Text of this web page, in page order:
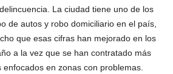
La ciudad tiene uno de los
de autos y robo domiciliario en el país,
que esas cifras han mejorado en los
a la vez que se han contratado más
en zonas con problemas.